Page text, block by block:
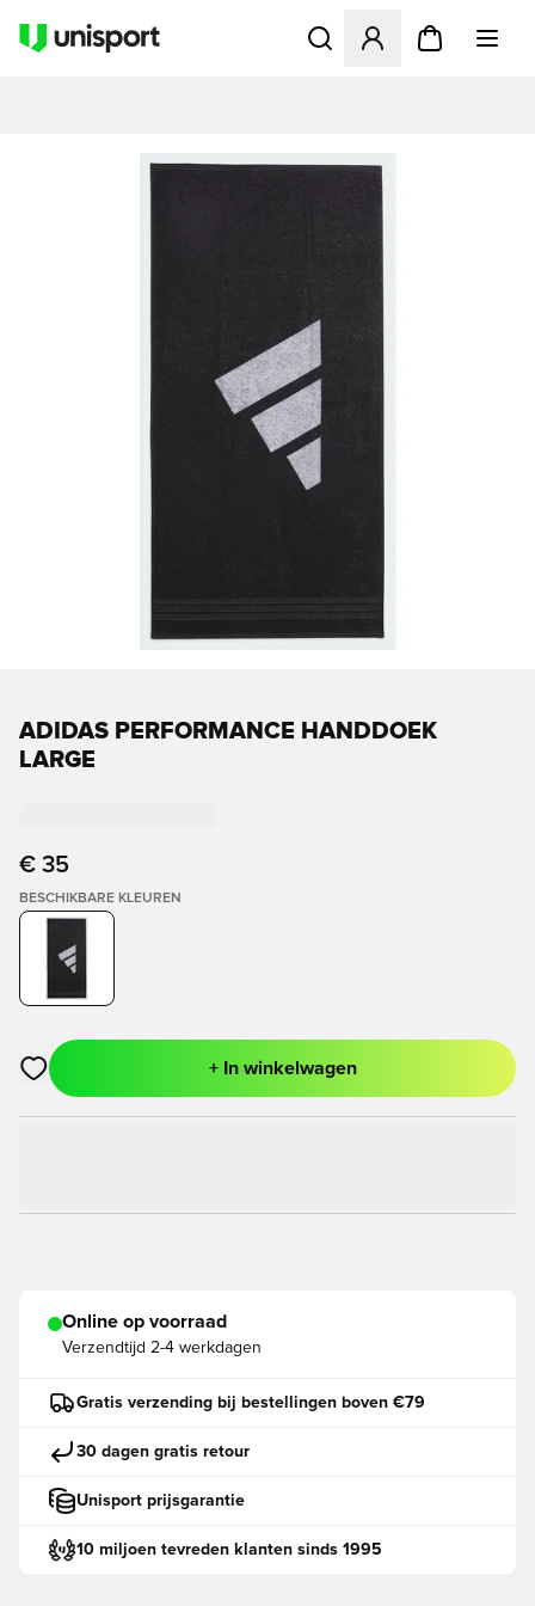
Opent een venster om in
ADIDAS PERFORMANCE HANDDOEK
LARGE
€ 35
BESCHIKBARE KLEUREN
Opent een venster om in te loggen of je aan te melden als lid
+ In winkelwagen
Online op voorraad
Verzendtijd 2-4 werkdagen
Gratis verzending bij bestellingen boven €79
30 dagen gratis retour
Unisport prijsgarantie
10 miljoen tevreden klanten sinds 1995